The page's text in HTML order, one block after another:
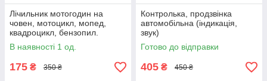
Лічильник мотогодин на
човен, мотоцикл, мопед,
квадроцикл, бензопил.
Індуктивний.
Водонепроникний
В наявності 1 од.
175 ₴ 350 ₴
Контролька, продзвінка
автомобільна (індикація,
звук)
Готово до відправки
405 ₴ 450 ₴